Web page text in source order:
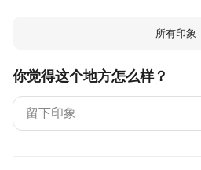
所有印象
你觉得这个地方怎么样？